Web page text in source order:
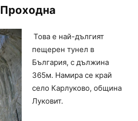
Проходна
Това е най-дългият
пещерен тунел в
България, с дължина
365м. Намира се край
село Карлуково, община
Луковит.